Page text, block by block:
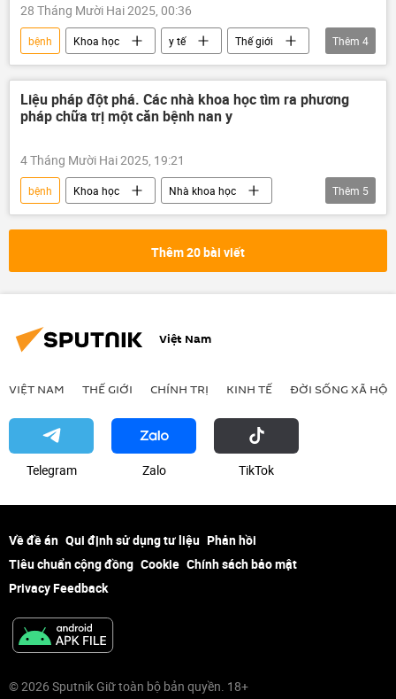
28 Tháng Mười Hai 2025, 00:36
bệnh Khoa học y tế
Thế giới
bệnh Alzheimer
Nhà khoa học
não
chữa bệnh
Thêm 4
Liệu pháp đột phá. Các nhà khoa học tìm ra phương
pháp chữa trị một căn bệnh nan y
4 Tháng Mười Hai 2025, 19:21
bệnh Khoa học
Nhà khoa học
Nga
chuyên gia
bệnh nhân
Thêm 5
Thêm 20 bài viết
Việt Nam
VIỆT NAM THẾ GIỚI CHÍNH TRỊ KINH TẾ ĐỜI SỐNG XÃ HỘI
Telegram Zalo ТikТоk
Về đề án Qui định sử dụng tư liệu Phản hồi
Tiêu chuẩn cộng đồng Cookie Chính sách bảo mật
Privacy Feedback
© 2026 Sputnik Giữ toàn bộ bản quyền. 18+